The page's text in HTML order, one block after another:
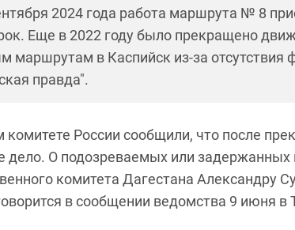
2024 года работа маршрута № 8
Еще в 2022 году было прекращено
в Каспийск из-за отсутствия
правда".
комитете России сообщили, что после
дело. О подозреваемых или
комитета Дагестана Александру
в сообщении ведомства 9 июня в